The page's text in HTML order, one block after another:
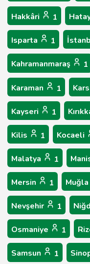
Hakkâri 1
Isparta 1
Kahramanmaraş 1
Karaman 1 Kars
Kayseri 1
Kilis 1 Kocaeli
Malatya 1
Mersin 1 Muğla
Nevşehir 1
Osmaniye 1
Samsun 1